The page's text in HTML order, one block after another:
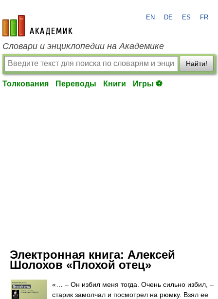
academic.ru
EN DE ES FR
Словари и энциклопедии на Академике
Найти!
Толкования Переводы Книги Игры ⚽
Электронная книга: Алексей
Шолохов «Плохой отец»
«… – Он избил меня тогда. Очень сильно избил, –
старик замолчал и посмотрел на рюмку. Взял ее